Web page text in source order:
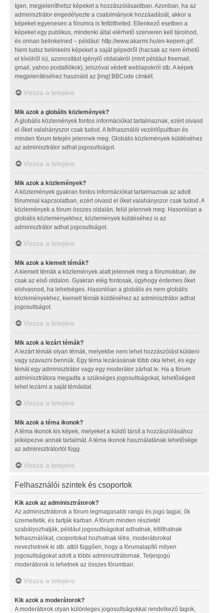
Igen, megjeleníthetsz képeket a hozzászólásaidban. Azonban, ha az
adminisztrátor engedélyezte a csatolmányok hozzáadását, akkor a
képeket egyenesen a fórumra is feltöltheted. Ellenkező esetben a
képeket egy publikus, mindenki által elérhető szerveren kell tárolnod,
és onnan belinkelned – például: http://www.akarmi.hu/en-kepem.gif.
Nem tudsz belinkelni képeket a saját gépedről (hacsak az nem érhető
el kívülről is), azonosítást igénylő oldalakról (mint például freemail,
gmail, yahoo postafiókok), jelszóval védett weblapokról stb. A képek
megjelenítéséhez használd az [img] BBCode címkét.
Vissza a tetejére
Mik azok a globális közlemények?
A globális közlemények fontos információkat tartalmaznak, ezért olvasd
el őket valahányszor csak tudod. A felhasználói vezérlőpultban és
minden fórum tetején jelennek meg. Globális közlemények küldéséhez
az adminisztrátor adhat jogosultságot.
Vissza a tetejére
Mik azok a közlemények?
A közlemények gyakran fontos információkat tartalmaznak az adott
fórummal kapcsolatban, ezért olvasd el őket valahányszor csak tudod. A
közlemények a fórum összes oldalán, felül jelennek meg. Hasonlóan a
globális közleményekhez, közlemények küldéséhez is az
adminisztrátor adhat jogosultságot.
Vissza a tetejére
Mik azok a kiemelt témák?
A kiemelt témák a közlemények alatt jelennek meg a fórumokban, de
csak az első oldalon. Gyakran elég fontosak, úgyhogy érdemes őket
elolvasnod, ha lehetséges. Hasonlóan a globális és nem globális
közleményekhez, kiemelt témák küldéséhez az adminisztrátor adhat
jogosultságot.
Vissza a tetejére
Mik azok a lezárt témák?
A lezárt témák olyan témák, melyekbe nem lehet hozzászólást küldeni
vagy szavazni bennük. Egy téma lezárásának több oka lehet, és egy
témát egy adminisztrátor vagy egy moderátor zárhat le. Ha a fórum
adminisztrátora megadta a szükséges jogosultságokat, lehetőséged
lehet lezárni a saját témáidat.
Vissza a tetejére
Mik azok a téma ikonok?
A téma ikonok kis képek, melyeket a küldő társít a hozzászólásához
jelképezve annak tartalmát. A téma ikonok használatának lehetősége
az adminisztrátortól függ.
Vissza a tetejére
Felhasználói szintek és csoportok
Kik azok az adminisztrátorok?
Az adminisztrátorok a fórum legmagasabb rangú és jogú tagjai, ők
üzemeltetik, és tartják karban. A fórum minden részletét
szabályozhatják, például jogosultságokat adhatnak, kitilthatnak
felhasználókat, csoportokat hozhatnak létre, moderátorokat
nevezhetnek ki stb. attól függően, hogy a fórumalapító milyen
jogosultságokat adott a többi adminisztrátornak. Teljesjogú
moderátorok is lehetnek az összes fórumban.
Vissza a tetejére
Kik azok a moderátorok?
A moderátorok olyan különleges jogosultságokkal rendelkező tagok,